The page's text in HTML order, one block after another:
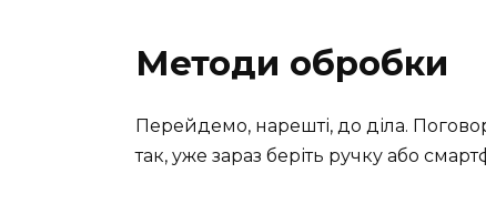
Методи обробки
Перейдемо, нарешті, до діла.
так, уже зараз беріть ручку або